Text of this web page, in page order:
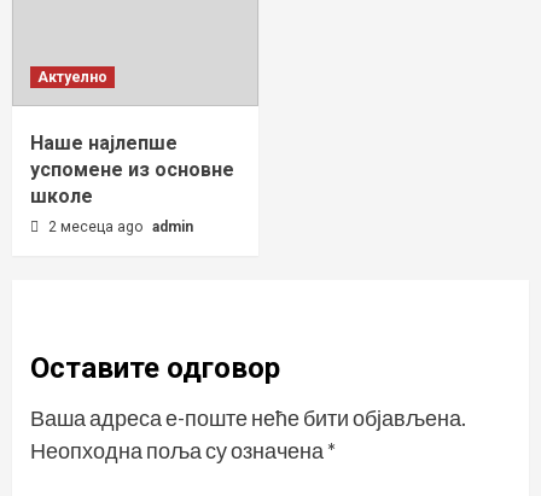
Актуелно
Наше најлепше
успомене из основне
школе
2 месеца ago admin
Оставите одговор
Ваша адреса е-поште неће бити објављена.
Неопходна поља су означена *